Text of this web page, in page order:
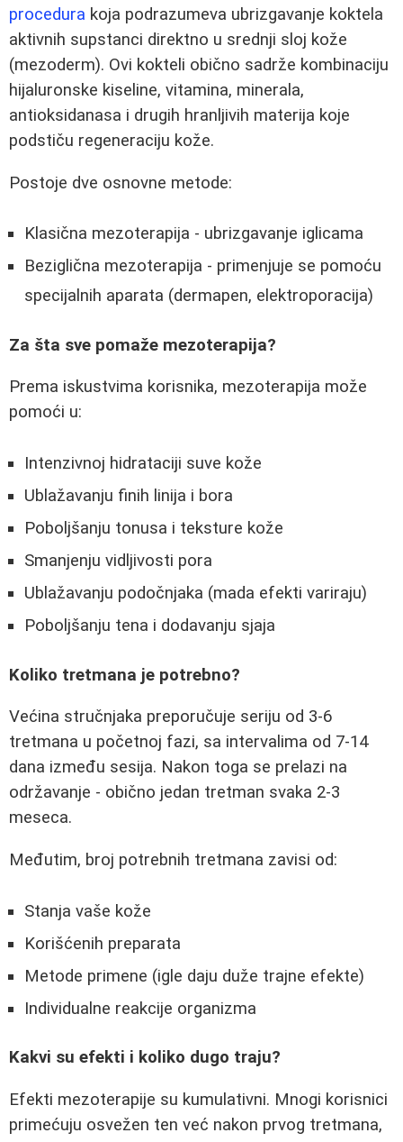
procedura koja podrazumeva ubrizgavanje koktela
aktivnih supstanci direktno u srednji sloj kože
(mezoderm). Ovi kokteli obično sadrže kombinaciju
hijaluronske kiseline, vitamina, minerala,
antioksidanasa i drugih hranljivih materija koje
podstiču regeneraciju kože.
Postoje dve osnovne metode:
Klasična mezoterapija - ubrizgavanje iglicama
Beziglična mezoterapija - primenjuje se pomoću
specijalnih aparata (dermapen, elektroporacija)
Za šta sve pomaže mezoterapija?
Prema iskustvima korisnika, mezoterapija može
pomoći u:
Intenzivnoj hidrataciji suve kože
Ublažavanju finih linija i bora
Poboljšanju tonusa i teksture kože
Smanjenju vidljivosti pora
Ublažavanju podočnjaka (mada efekti variraju)
Poboljšanju tena i dodavanju sjaja
Koliko tretmana je potrebno?
Većina stručnjaka preporučuje seriju od 3-6
tretmana u početnoj fazi, sa intervalima od 7-14
dana između sesija. Nakon toga se prelazi na
održavanje - obično jedan tretman svaka 2-3
meseca.
Međutim, broj potrebnih tretmana zavisi od:
Stanja vaše kože
Korišćenih preparata
Metode primene (igle daju duže trajne efekte)
Individualne reakcije organizma
Kakvi su efekti i koliko dugo traju?
Efekti mezoterapije su kumulativni. Mnogi korisnici
primećuju osvežen ten već nakon prvog tretmana,